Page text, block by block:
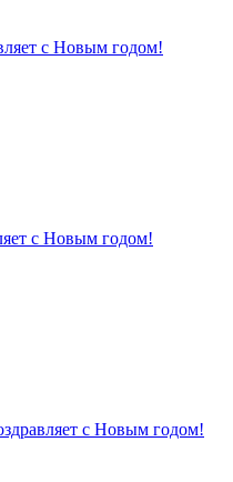
с Новым годом!
с Новым годом!
с Новым годом!